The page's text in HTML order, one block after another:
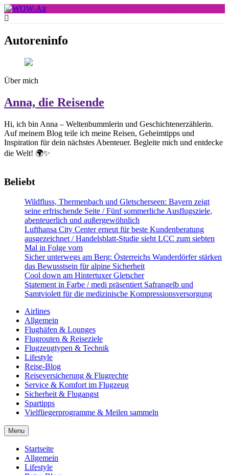
Skip
to
content
WOW-Air
Autoreninfo
Über mich
Anna, die Reisende
Hi, ich bin Anna – Weltenbummlerin und Geschichtenerzählerin.
Auf meinem Blog teile ich meine Reisen, Geheimtipps und
Inspiration für dein nächstes Abenteuer. Begleite mich und entdecke
die Welt! 🌍✨
Beliebt
Wildfluss, Thermenbach und Gletscherseen: Bayern zeigt
seine erfrischende Seite / Fünf sommerliche Ausflugsziele,
abenteuerlich und außergewöhnlich
Lufthansa City Center erneut für beste Kundenberatung
ausgezeichnet / Handelsblatt-Studie sieht LCC zum siebten
Mal in Folge vorn
Sicher unterwegs am Berg: Österreichs Wanderdörfer stärken
das Bewusstsein für alpine Sicherheit
Cool down am Hintertuxer Gletscher
Statement in Farbe / medi präsentiert Safrangelb und
Samtviolett für die medizinische Kompressionsversorgung
Airlines
Allgemein
Flughäfen & Lounges
Flugrouten & Reiseziele
Flugzeugtypen & Technik
Lifestyle
Reise-Blog
Reiseversicherung & Flugrechte
Service & Komfort im Flugzeug
Sicherheit & Flugangst
Spartipps
Vielfliegerprogramme & Meilen sammeln
Menu
Startseite
Allgemein
Lifestyle